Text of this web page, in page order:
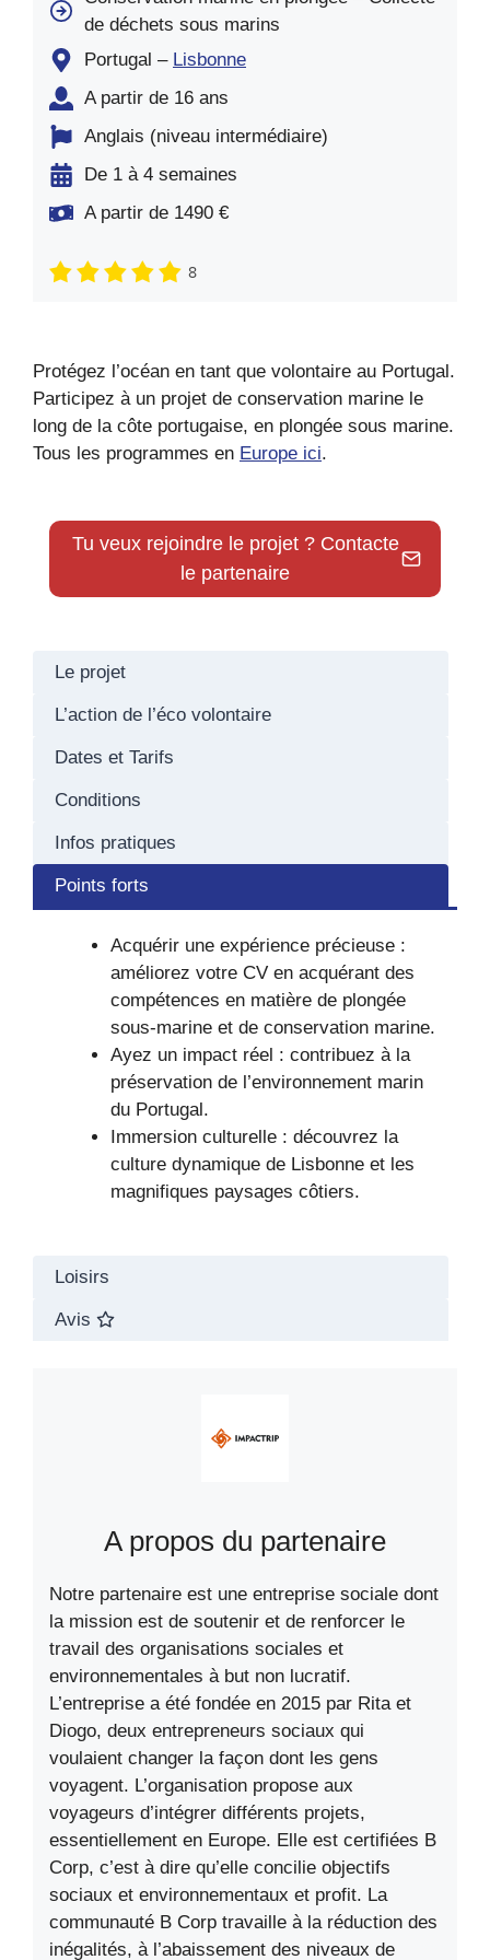
de déchets sous marins
Portugal – Lisbonne
A partir de 16 ans
Anglais (niveau intermédiaire)
De 1 à 4 semaines
A partir de 1490 €
8
Protégez l’océan en tant que volontaire au Portugal.
Participez à un projet de conservation marine le
long de la côte portugaise, en plongée sous marine.
Tous les programmes en Europe ici.
Tu veux rejoindre le projet ? Contacte
le partenaire
Le projet
L’action de l’éco volontaire
Dates et Tarifs
Conditions
Infos pratiques
Points forts
Acquérir une expérience précieuse :
améliorez votre CV en acquérant des
compétences en matière de plongée
sous-marine et de conservation marine.
Ayez un impact réel : contribuez à la
préservation de l’environnement marin
du Portugal.
Immersion culturelle : découvrez la
culture dynamique de Lisbonne et les
magnifiques paysages côtiers.
Loisirs
Avis
A propos du partenaire
Notre partenaire est une entreprise sociale dont
la mission est de soutenir et de renforcer le
travail des organisations sociales et
environnementales à but non lucratif.
L’entreprise a été fondée en 2015 par Rita et
Diogo, deux entrepreneurs sociaux qui
voulaient changer la façon dont les gens
voyagent. L’organisation propose aux
voyageurs d’intégrer différents projets,
essentiellement en Europe. Elle est certifiées B
Corp, c’est à dire qu’elle concilie objectifs
sociaux et environnementaux et profit. La
communauté B Corp travaille à la réduction des
inégalités, à l’abaissement des niveaux de